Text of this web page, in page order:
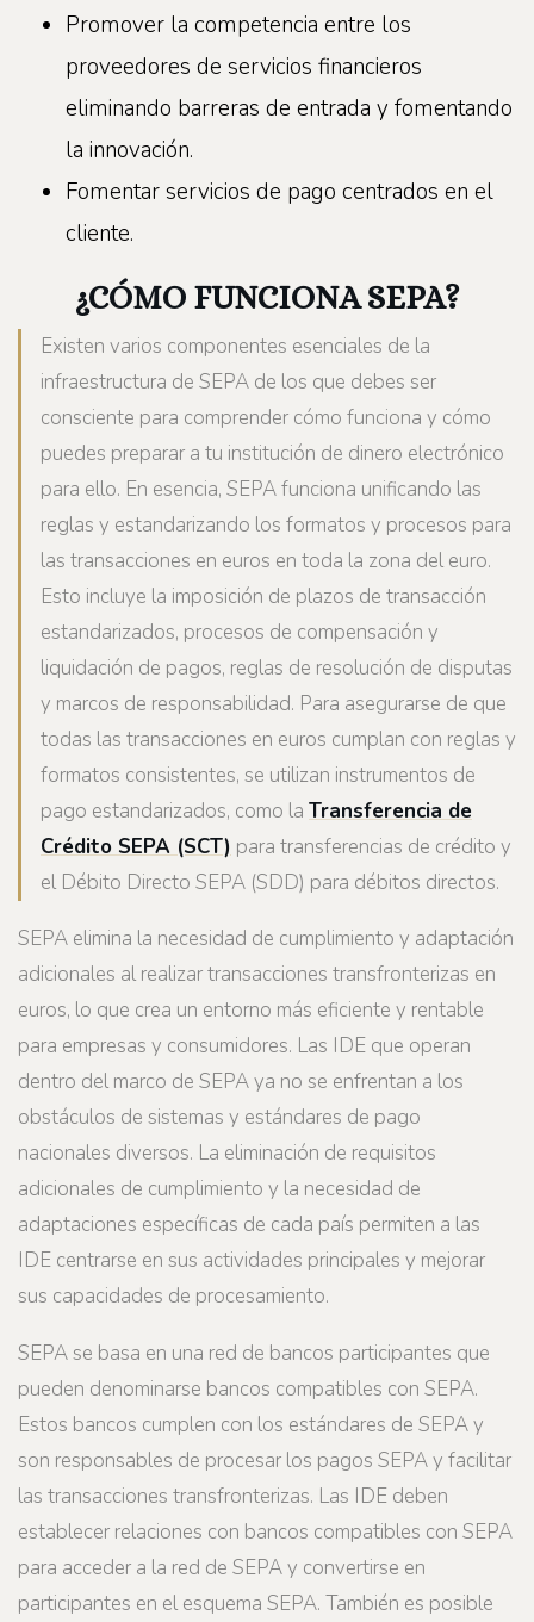
Promover la competencia entre los
proveedores de servicios financieros
eliminando barreras de entrada y fomentando
la innovación.
Fomentar servicios de pago centrados en el
cliente.
¿CÓMO FUNCIONA SEPA?
Existen varios componentes esenciales de la
infraestructura de SEPA de los que debes ser
consciente para comprender cómo funciona y cómo
puedes preparar a tu institución de dinero electrónico
para ello. En esencia, SEPA funciona unificando las
reglas y estandarizando los formatos y procesos para
las transacciones en euros en toda la zona del euro.
Esto incluye la imposición de plazos de transacción
estandarizados, procesos de compensación y
liquidación de pagos, reglas de resolución de disputas
y marcos de responsabilidad. Para asegurarse de que
todas las transacciones en euros cumplan con reglas y
formatos consistentes, se utilizan instrumentos de
pago estandarizados, como la Transferencia de
Crédito SEPA (SCT) para transferencias de crédito y
el Débito Directo SEPA (SDD) para débitos directos.
SEPA elimina la necesidad de cumplimiento y adaptación
adicionales al realizar transacciones transfronterizas en
euros, lo que crea un entorno más eficiente y rentable
para empresas y consumidores. Las IDE que operan
dentro del marco de SEPA ya no se enfrentan a los
obstáculos de sistemas y estándares de pago
nacionales diversos. La eliminación de requisitos
adicionales de cumplimiento y la necesidad de
adaptaciones específicas de cada país permiten a las
IDE centrarse en sus actividades principales y mejorar
sus capacidades de procesamiento.
SEPA se basa en una red de bancos participantes que
pueden denominarse bancos compatibles con SEPA.
Estos bancos cumplen con los estándares de SEPA y
son responsables de procesar los pagos SEPA y facilitar
las transacciones transfronterizas. Las IDE deben
establecer relaciones con bancos compatibles con SEPA
para acceder a la red de SEPA y convertirse en
participantes en el esquema SEPA. También es posible